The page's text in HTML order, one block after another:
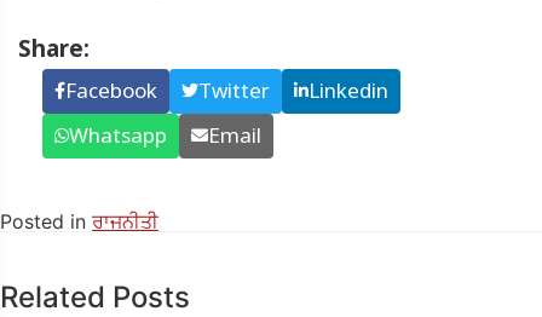
Share:
Facebook Twitter
Linkedin
Whatsapp
Email
Posted in ਰਾਜਨੀਤੀ
Related Posts